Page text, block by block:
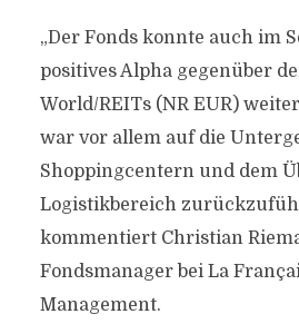
„Der Fonds konnte auch im
positives Alpha gegenüber
World/REITs (NR EUR)
war vor allem auf die
Shoppingcentern und dem
Logistikbereich
kommentiert Christian
Fondsmanager bei La
Management.